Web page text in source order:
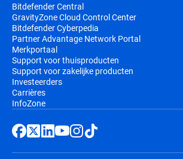
Bitdefender Central
GravityZone Cloud Control Center
Bitdefender Cyberpedia
Partner Advantage Network Portal
Merkportaal
Support voor thuisproducten
Support voor zakelijke producten
Investeerders
Carrières
InfoZone